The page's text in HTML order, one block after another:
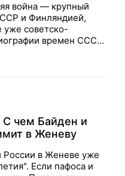
война — крупный
и Финляндией,
уже советско-
времен СССР
понадобилось
и чем эта идея
С чем Байден и
в Женеву
в Женеве уже
Если пафоса и